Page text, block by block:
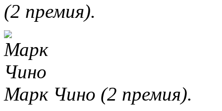
(2 премия).
Марк Чино (2 премия).